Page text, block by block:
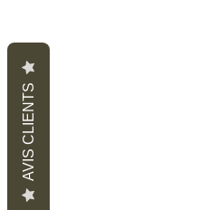
AVIS CLIENTS